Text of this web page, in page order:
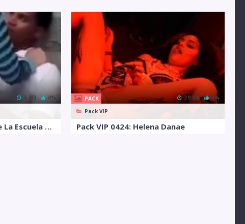
6 MB 0%
Pack VIP 0299: Salen De La Escuela Y Se Ponen Grabar Videos
PACK
Pack VIP
39 MB 0%
Pack VIP 0424: Helena Danae